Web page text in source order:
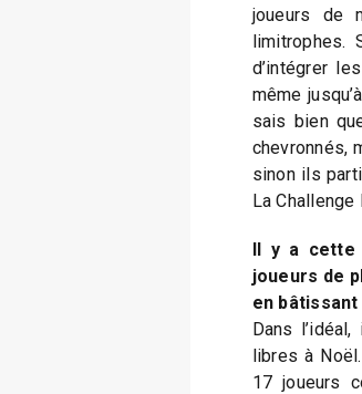
joueurs de
limitrophes.
d’intégrer
même
sais bien
chevronnés,
sinon ils
La
Il y a cette
joueurs de
en
Dans
libres à
17 joueurs